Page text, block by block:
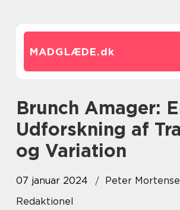
MADGLÆDE.dk
Brunch Amager: En
Udforskning af
og Variation
07 januar 2024
Peter
Redaktionel